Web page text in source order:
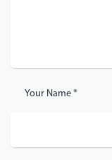
Your Name *